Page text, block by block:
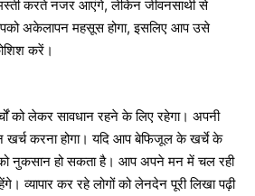
करते नजर आएंगे, लेकिन जीवनसाथी से
अकेलापन महसूस होगा, इसलिए आप उसे
करें।
को लेकर सावधान रहने के लिए रहेगा। अपनी
करना होगा। यदि आप बेफिजूल के खर्चे के
नुकसान हो सकता है। आप अपने मन में चल रही
व्यापार कर रहे लोगों को लेनदेन पूरी लिखा पढ़ी